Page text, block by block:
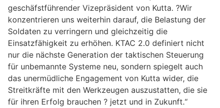
geschäfstführender Vizepräsident von Kutta. ?Wir
konzentrieren uns weiterhin darauf, die Belastung der
Soldaten zu verringern und gleichzeitig die
Einsatzfähigkeit zu erhöhen. KTAC 2.0 definiert nicht
nur die nächste Generation der taktischen Steuerung
für unbemannte Systeme neu, sondern spiegelt auch
das unermüdliche Engagement von Kutta wider, die
Streitkräfte mit den Werkzeugen auszustatten, die sie
für ihren Erfolg brauchen ? jetzt und in Zukunft.“